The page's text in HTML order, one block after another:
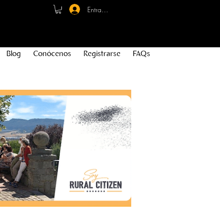
Entrar - Registro
Blog Conócenos Registrarse FAQs